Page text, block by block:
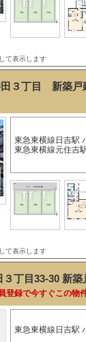
て表示します
田３丁目 新築
東急東横線日吉駅
東急東横線元住吉
て表示します
３丁目33-30 新築
登録で今すぐこの物
東急東横線日吉駅